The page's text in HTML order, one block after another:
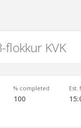
flokkur KVK
% completed
100
Est.